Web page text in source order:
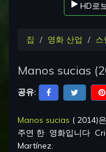
HD로
집 영화 산업 스
Manos sucias (
공유:
Manos sucias ( 2014)
주연 한 영화입니다
Martínez.